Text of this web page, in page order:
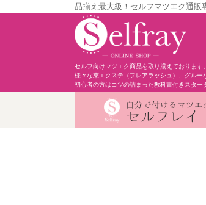
品揃え最大級！セルフマツエク通販
セルフ向けマツエク商品を取り揃えております。
様々な束エクステ（フレアラッシュ）、グルー
初心者の方はコツの詰まった教科書付きスター